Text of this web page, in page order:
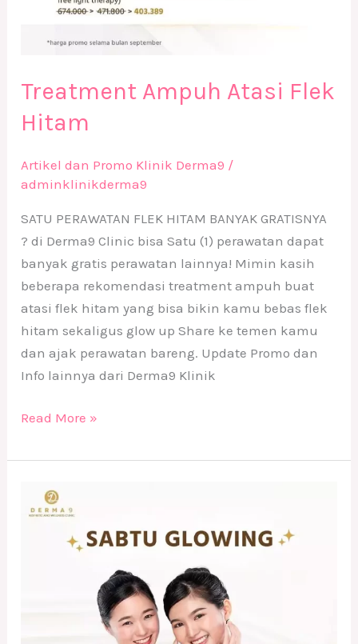
Treatment Ampuh Atasi Flek
Hitam
Artikel dan Promo Klinik Derma9 /
adminklinikderma9
SATU PERAWATAN FLEK HITAM BANYAK GRATISNYA
? di Derma9 Clinic bisa Satu (1) perawatan dapat
banyak gratis perawatan lainnya! Mimin kasih
beberapa rekomendasi treatment ampuh buat
atasi flek hitam yang bisa bikin kamu bebas flek
hitam sekaligus glow up Share ke temen kamu
dan ajak perawatan bareng. Update Promo dan
Info lainnya dari Derma9 Klinik
Read More »
Treatment
Flek